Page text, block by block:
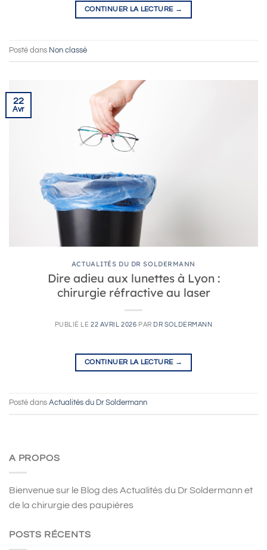
A PROPOS
Bienvenue sur le Blog des Actualités du Dr Soldermann et
de la chirurgie des paupières
POSTS RÉCENTS
CONTINUER LA LECTURE →
Posté dans Non classé
22
Avr
ACTUALITÉS DU DR SOLDERMANN
Dire adieu aux lunettes à Lyon :
chirurgie réfractive au laser
PUBLIÉ LE22 AVRIL 2026 PAR DR SOLDERMANN
CONTINUER LA LECTURE →
Posté dans Actualités du Dr Soldermann